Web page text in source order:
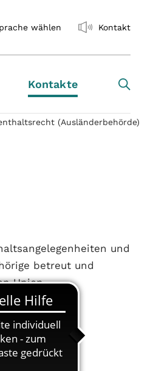
wählen Kontakt
Kontakte
(Ausländerbehörde)
und
betreut und
Union.